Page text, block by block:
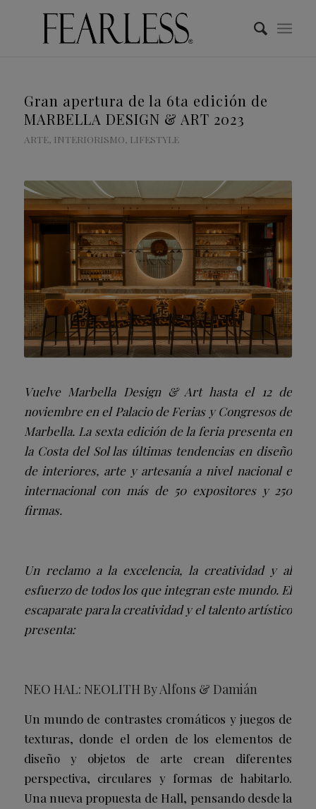
Gran apertura de la 6ta edición de
MARBELLA DESIGN & ART 2023
ARTE, INTERIORISMO, LIFESTYLE
Vuelve Marbella Design & Art hasta el 12 de
noviembre en el Palacio de Ferias y Congresos de
Marbella. La sexta edición de la feria presenta en
la Costa del Sol las últimas tendencias en diseño
de interiores, arte y artesanía a nivel nacional e
internacional con más de 50 expositores y 250
firmas.
Un reclamo a la excelencia, la creatividad y al
esfuerzo de todos los que integran este mundo. El
escaparate para la creatividad y el talento artístico
presenta:
NEO HAL: NEOLITH By Alfons & Damián
Un mundo de contrastes cromáticos y juegos de
texturas, donde el orden de los elementos de
diseño y objetos de arte crean diferentes
perspectiva, circulares y formas de habitarlo.
Una nueva propuesta de Hall, pensando desde la